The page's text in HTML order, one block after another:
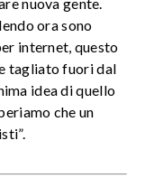
ora sono
internet, questo
tagliato fuori dal
idea di quello
che un